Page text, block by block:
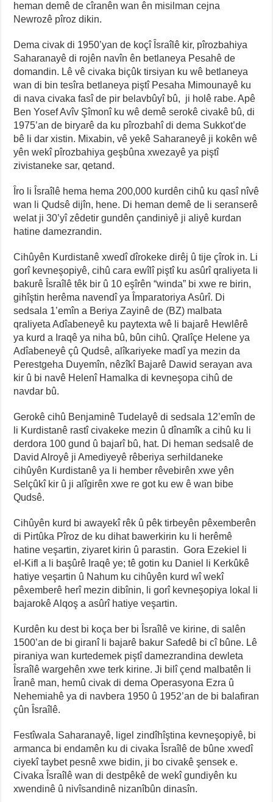
heman demê de cîranên wan ên misilman cejna
Newrozê pîroz dikin.
Dema civak di 1950’yan de koçî Îsraîlê kir, pîrozbahiya
Saharanayê di rojên navîn ên betlaneya Pesahê de
domandin. Lê vê civaka biçûk tirsiyan ku wê betlaneya
wan di bin tesîra betlaneya piştî Pesaha Mimounayê ku
di nava civaka fasî de pir belavbûyî bû, ji holê rabe. Apê
Ben Yosef Avîv Şîmonî ku wê demê serokê civakê bû, di
1975’an de biryarê da ku pîrozbahî di dema Sukkot’de
bê li dar xistin. Mixabin, vê yekê Saharaneyê ji kokên wê
yên wekî pîrozbahiya geşbûna xwezayê ya piştî
zivistaneke sar, qetand.
Îro li Îsraîlê hema hema 200,000 kurdên cihû ku qasî nîvê
wan li Qudsê dijîn, hene. Di heman demê de li seranserê
welat ji 30’yî zêdetir gundên çandiniyê ji aliyê kurdan
hatine damezrandin.
Cihûyên Kurdistanê xwedî dîrokeke dirêj û tije çîrok in. Li
gorî kevneşopiyê, cihû cara ewîlî piştî ku asûrî qraliyeta li
bakurê Îsraîlê têk bir û 10 eşîrên “winda” bi xwe re birin,
gihîştin herêma navendî ya Împaratoriya Asûrî. Di
sedsala 1’emîn a Beriya Zayinê de (BZ) malbata
qraliyeta Adîabeneyê ku paytexta wê li bajarê Hewlêrê
ya kurd a Iraqê ya niha bû, bûn cihû. Qralîçe Helene ya
Adîabeneyê çû Qudsê, alîkariyeke madî ya mezin da
Perestgeha Duyemîn, nêzîkî Bajarê Dawid serayan ava
kir û bi navê Helenî Hamalka di kevneşopa cihû de
navdar bû.
Gerokê cihû Benjaminê Tudelayê di sedsala 12’emîn de
li Kurdistanê rastî civakeke mezin û dînamîk a cihû ku li
derdora 100 gund û bajarî bû, hat. Di heman sedsalê de
David Alroyê ji Amediyeyê rêberiya serhildaneke
cihûyên Kurdistanê ya li hember rêvebirên xwe yên
Selçûkî kir û ji alîgirên xwe re got ku ew ê wan bibe
Qudsê.
Cihûyên kurd bi awayekî rêk û pêk tirbeyên pêxemberên
di Pirtûka Pîroz de ku dihat bawerkirin ku li herêmê
hatine veşartin, ziyaret kirin û parastin. Gora Ezekiel li
el-Kifl a li başûrê Iraqê ye; tê gotin ku Daniel li Kerkûkê
hatiye veşartin û Nahum ku cihûyên kurd wî wekî
pêxemberê herî mezin dibînin, li gorî kevneşopiya lokal li
bajarokê Alqoş a asûrî hatiye veşartin.
Kurdên ku dest bi koça ber bi Îsraîlê ve kirine, di salên
1500’an de bi giranî li bajarê bakur Safedê bi cî bûne. Lê
piraniya wan kurtedemek piştî damezrandina dewleta
Îsraîlê wargehên xwe terk kirine. Ji bilî çend malbatên li
Îranê man, hemû civak di dema Operasyona Ezra û
Nehemiahê ya di navbera 1950 û 1952’an de bi balafiran
çûn Îsraîlê.
Festîwala Saharanayê, ligel zindîhîştina kevneşopiyê, bi
armanca bi endamên ku di civaka Îsraîlê de bûne xwedî
ciyekî taybet pesnê xwe bidin, ji bo civakê şensek e.
Civaka Îsraîlê wan di destpêkê de wekî gundiyên ku
xwendinê û nivîsandinê nizanîbûn dinasîn.